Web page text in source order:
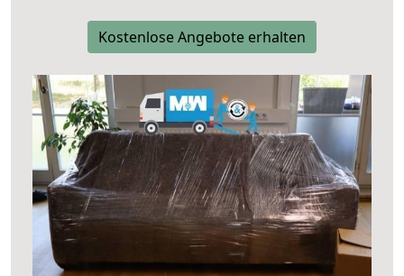
Kostenlose Angebote erhalten